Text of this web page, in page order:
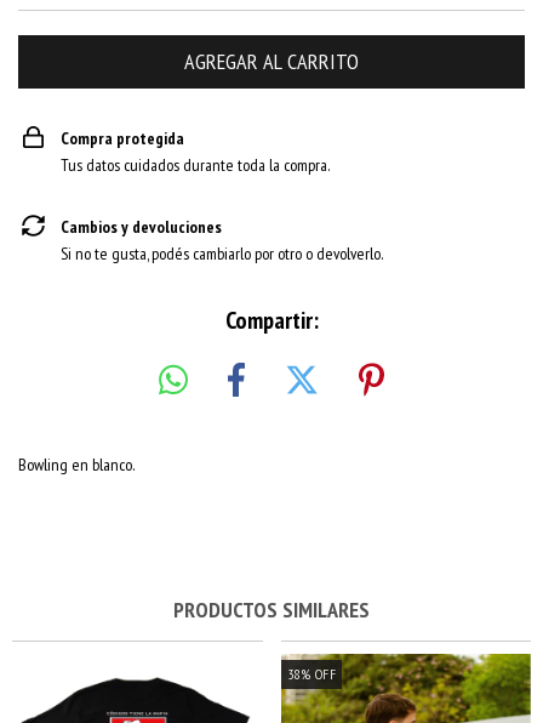
Compra protegida
Tus datos cuidados durante toda la compra.
Cambios y devoluciones
Si no te gusta, podés cambiarlo por otro o devolverlo.
Compartir:
Bowling en blanco.
PRODUCTOS SIMILARES
38% OFF